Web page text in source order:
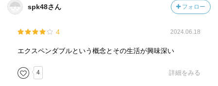
spk48さん フォロー
4 2024.06.18
エクスペンダブルという概念とその生活が興味深い
4 詳細をみる